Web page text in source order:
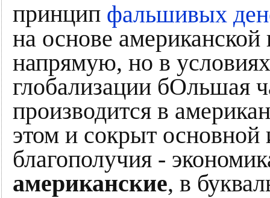
принцип фальшивых
на основе
напрямую, но в
глобализации бОльшая
производится в
этом и сокрыт основной
благополучия -
американские, в